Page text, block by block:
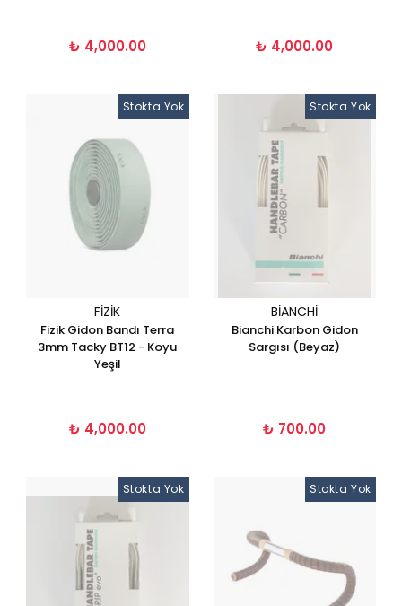
₺ 4,000.00 ₺ 4,000.00
Stokta Yok
FIZIK
Fizik Gidon Bandı Terra
3mm Tacky BT12 - Koyu
Yeşil
₺ 4,000.00
Stokta Yok
BIANCHI
Bianchi Karbon Gidon
Sargısı (Beyaz)
₺ 700.00
Stokta Yok Stokta Yok